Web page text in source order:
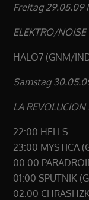
Freitag 29.05.09
ELEKTRO/
HALO7 (GNM/
Samstag
LA REVOLUCION
22:00 HELLS
23:00 MYSTICA
00:00
01:00 SPUTNIK
02:00